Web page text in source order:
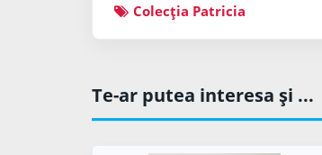
Colecţia Patricia
Te-ar putea interesa şi ...